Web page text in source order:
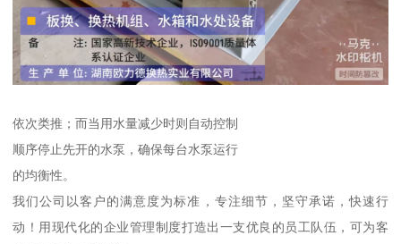
依次类推；而当用水量减少时则自动控制
顺序停止先开的水泵，确保每台水泵运行
的均衡性。
我们公司以客户的满意度为标准，专注细节，坚守承诺，快速行
动！用现代化的企业管理制度打造出一支优良的员工队伍，可为客